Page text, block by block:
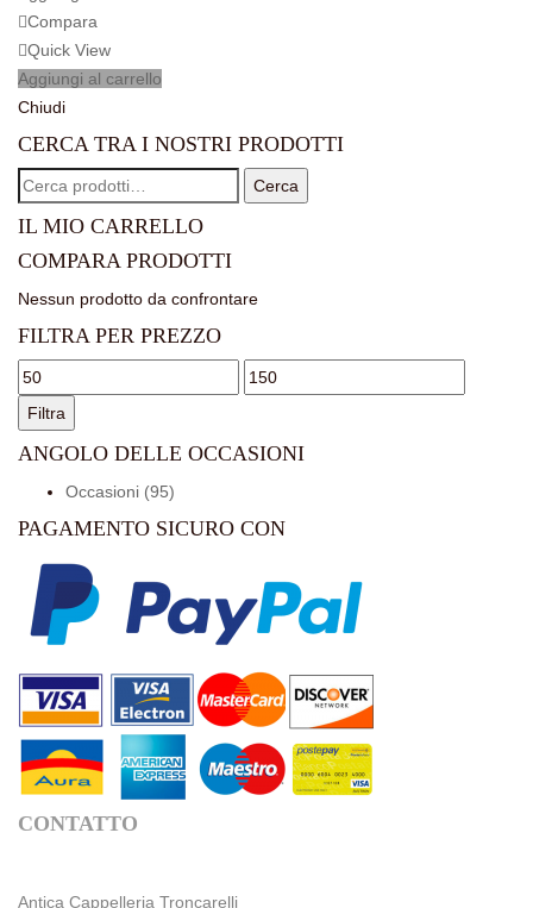
Compara
Quick View
Aggiungi al carrello
Chiudi
CERCA TRA I NOSTRI PRODOTTI
Cerca: Cerca
IL MIO CARRELLO
COMPARA PRODOTTI
Nessun prodotto da confrontare
FILTRA PER PREZZO
Prezzo
Min
Prezzo
Max
Filtra
ANGOLO DELLE OCCASIONI
Occasioni (95)
PAGAMENTO SICURO CON
CONTATTO
Antica Cappelleria Troncarelli